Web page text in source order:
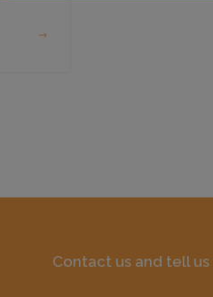
Contact us and tell us